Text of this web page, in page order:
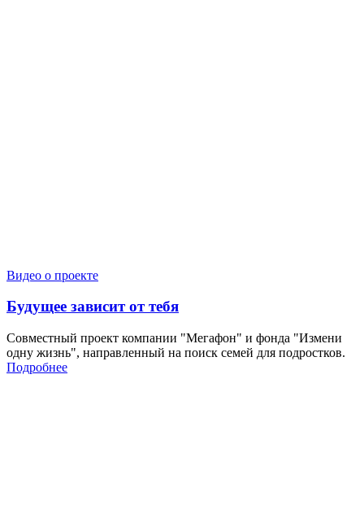
Видео о проекте
Будущее зависит от тебя
Совместный проект компании "Мегафон" и фонда "Измени
одну жизнь", направленный на поиск семей для подростков.
Подробнее